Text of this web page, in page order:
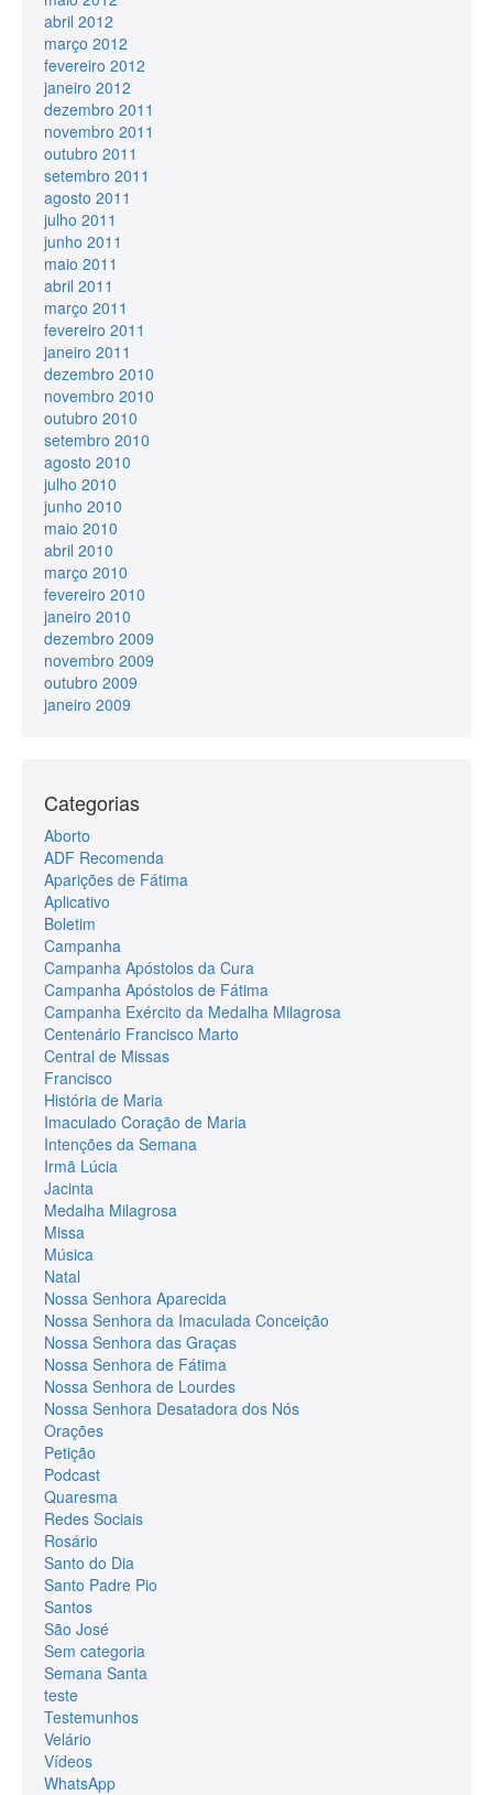
abril 2012
março 2012
fevereiro 2012
janeiro 2012
dezembro 2011
novembro 2011
outubro 2011
setembro 2011
agosto 2011
julho 2011
junho 2011
maio 2011
abril 2011
março 2011
fevereiro 2011
janeiro 2011
dezembro 2010
novembro 2010
outubro 2010
setembro 2010
agosto 2010
julho 2010
junho 2010
maio 2010
abril 2010
março 2010
fevereiro 2010
janeiro 2010
dezembro 2009
novembro 2009
outubro 2009
janeiro 2009
Categorias
Aborto
ADF Recomenda
Aparições de Fátima
Aplicativo
Boletim
Campanha
Campanha Apóstolos da Cura
Campanha Apóstolos de Fátima
Campanha Exército da Medalha Milagrosa
Centenário Francisco Marto
Central de Missas
Francisco
História de Maria
Imaculado Coração de Maria
Intenções da Semana
Irmã Lúcia
Jacinta
Medalha Milagrosa
Missa
Música
Natal
Nossa Senhora Aparecida
Nossa Senhora da Imaculada Conceição
Nossa Senhora das Graças
Nossa Senhora de Fátima
Nossa Senhora de Lourdes
Nossa Senhora Desatadora dos Nós
Orações
Petição
Podcast
Quaresma
Redes Sociais
Rosário
Santo do Dia
Santo Padre Pio
Santos
São José
Sem categoria
Semana Santa
teste
Testemunhos
Velário
Vídeos
WhatsApp